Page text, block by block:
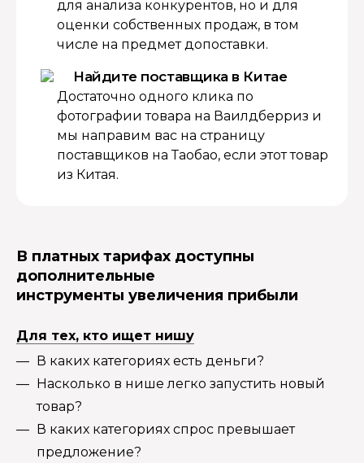
для анализа конкурентов, но и для
оценки собственных продаж, в том
числе на предмет допоставки.
Найдите поставщика в Китае
Достаточно одного клика по
фотографии товара на Ваилдберриз и
мы направим вас на страницу
поставщиков на Таобао, если этот товар
из Китая.
В платных тарифах доступны
дополнительные
инструменты увеличения прибыли
Для тех, кто ищет нишу
В каких категориях есть деньги?
Насколько в нише легко запустить новый
товар?
В каких категориях спрос превышает
предложение?